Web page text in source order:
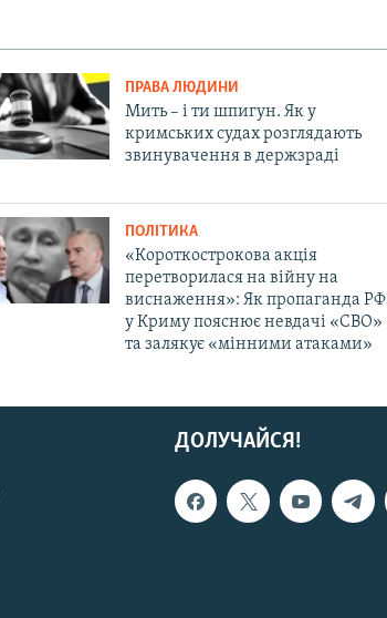
ПРАВА ЛЮДИНИ
Мить – і ти шпигун. Як у
кримських судах розглядають
звинувачення в держзраді
ПОЛІТИКА
«Короткострокова акція
перетворилася на війну на
виснаження»: Як пропаганда РФ
у Криму пояснює невдачі «СВО»
та залякує «мінними атаками»
ДОЛУЧАЙСЯ!